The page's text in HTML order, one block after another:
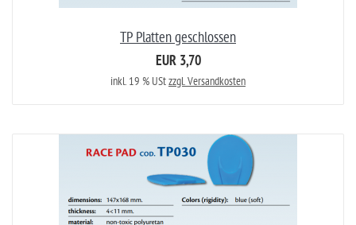
TP Platten geschlossen
EUR 3,70
inkl. 19 % UStzzgl. Versandkosten